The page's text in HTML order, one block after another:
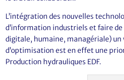
L’intégration des nouvelles
d’information industriels et faire
digitale, humaine, managériale)
d’optimisation est en effet une
Production hydrauliques EDF.